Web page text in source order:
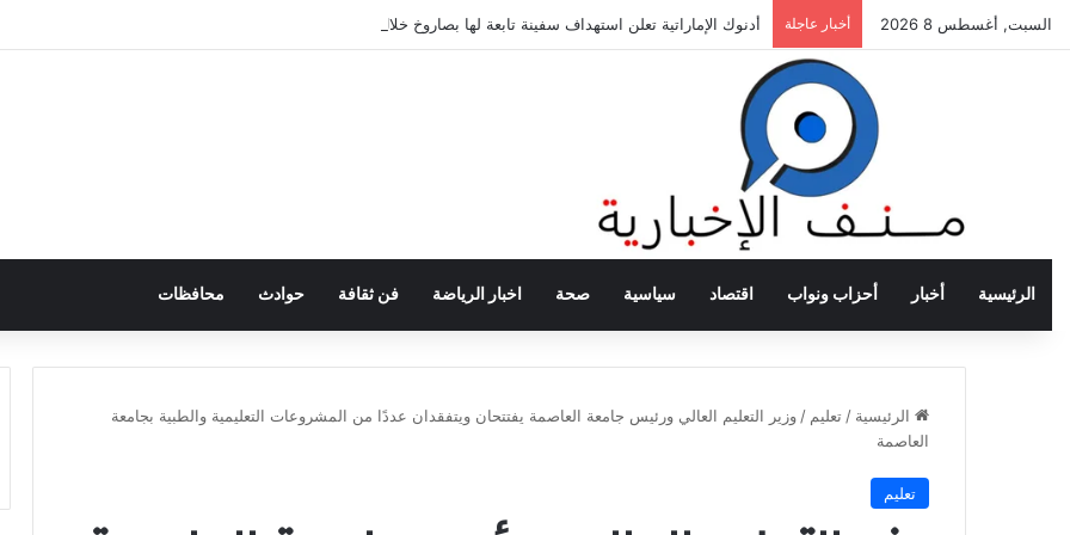
السبت, أغسطس 8 2026 أخبار عاجلة أدنوك الإماراتية تعلن استهداف سفينة تابعة لها بصاروخ خلال عبور مضيق هرمز
الرئيسية أخبار أحزاب ونواب اقتصاد سياسية صحة اخبار الرياضة فن ثقافة حوادث محافظات
الرئيسية / تعليم / وزير التعليم العالي ورئيس جامعة العاصمة يفتتحان ويتفقدان عددًا من المشروعات التعليمية والطبية بجامعة
العاصمة
تعليم